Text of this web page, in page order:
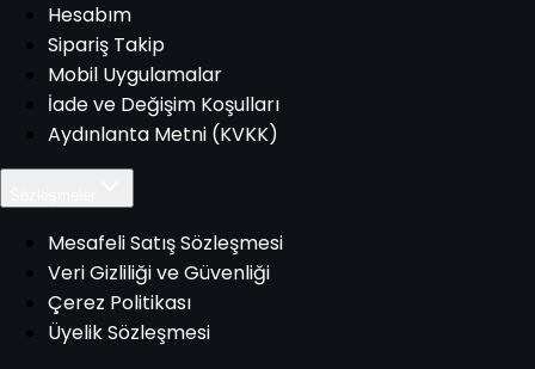
Hesabım
Sipariş Takip
Mobil Uygulamalar
İade ve Değişim Koşulları
Aydınlanta Metni (KVKK)
Mesafeli Satış Sözleşmesi
Veri Gizliliği ve Güvenliği
Çerez Politikası
Üyelik Sözleşmesi